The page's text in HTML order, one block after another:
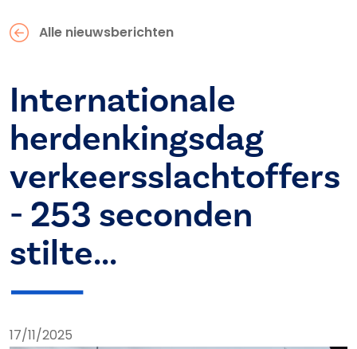
Alle nieuwsberichten
Internationale
herdenkingsdag
verkeersslachtoffers
- 253 seconden
stilte...
17/11/2025